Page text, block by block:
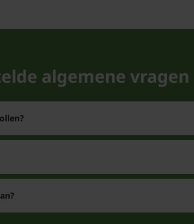
In het voorjaar kunt u
algemene vragen